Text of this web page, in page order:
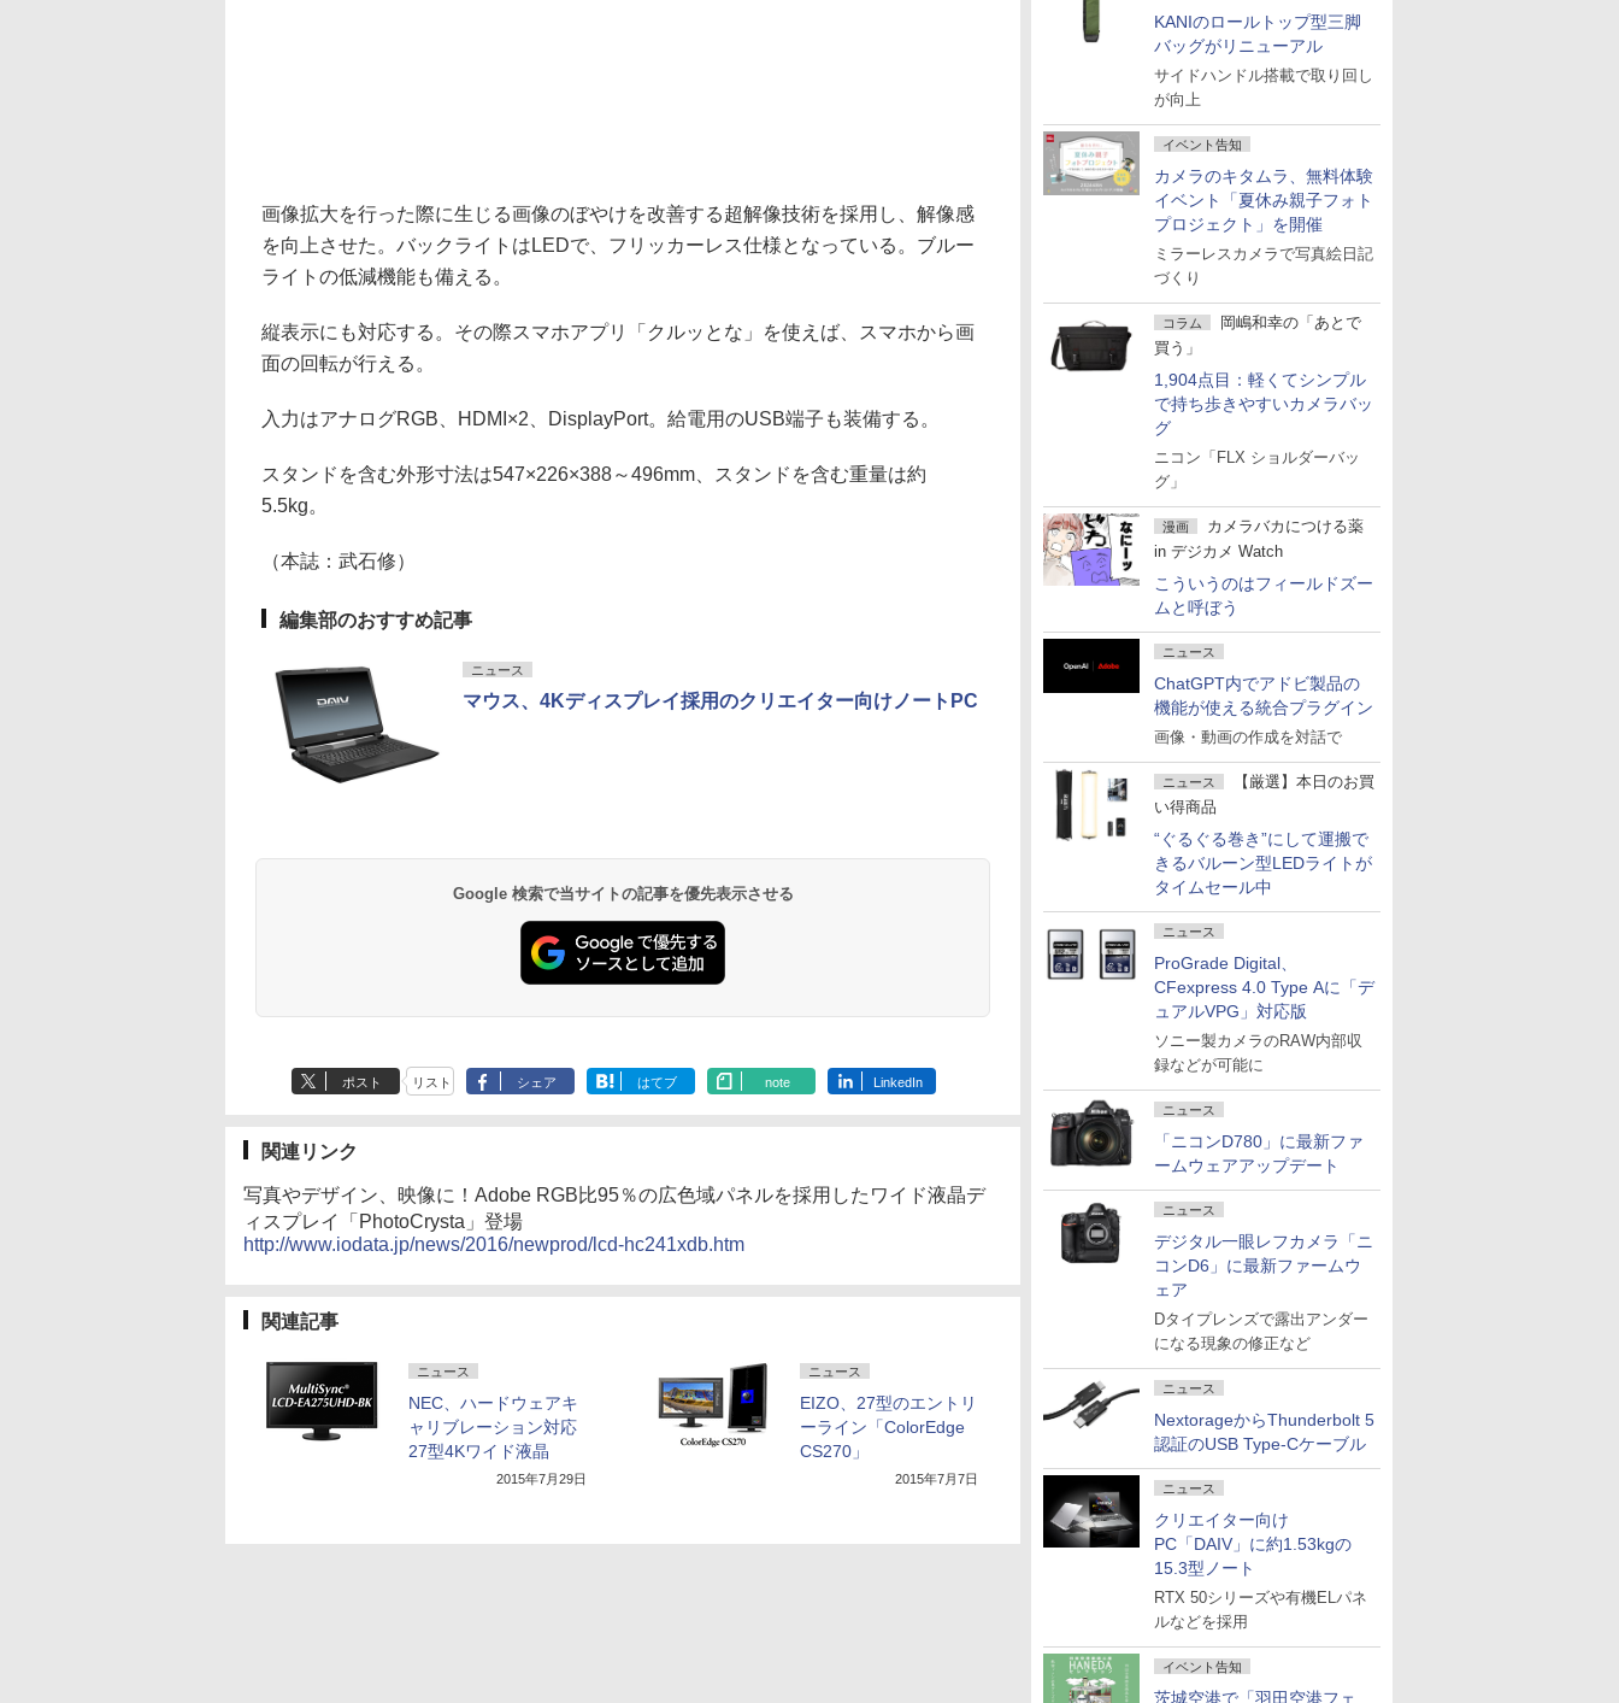
KANIのロールトップ型三脚
バッグがリニューアル
サイドハンドル搭載で取り回し
が向上
イベント告知
カメラのキタムラ、無料体験
イベント「夏休み親子フォト
プロジェクト」を開催
ミラーレスカメラで写真絵日記
づくり
コラム
岡嶋和幸の「あとで
買う」
1,904点目：軽くてシンプル
で持ち歩きやすいカメラバッ
グ
ニコン「FLX ショルダーバッ
グ」
漫画
カメラバカにつける薬
in デジカメ Watch
こういうのはフィールドズー
ムと呼ぼう
ニュース
ChatGPT内でアドビ製品の
機能が使える統合プラグイン
画像・動画の作成を対話で
ニュース
【厳選】本日のお買
い得商品
“ぐるぐる巻き”にして運搬で
きるバルーン型LEDライトが
タイムセール中
ニュース
ProGrade Digital、
CFexpress 4.0 Type Aに「デ
ュアルVPG」対応版
ソニー製カメラのRAW内部収
録などが可能に
ニュース
「ニコンD780」に最新ファ
ームウェアアップデート
ニュース
デジタル一眼レフカメラ「ニ
コンD6」に最新ファームウ
ェア
Dタイプレンズで露出アンダー
になる現象の修正など
ニュース
NextorageからThunderbolt 5
認証のUSB Type-Cケーブル
ニュース
クリエイター向け
PC「DAIV」に約1.53kgの
15.3型ノート
RTX 50シリーズや有機ELパネ
ルなどを採用
イベント告知
茨城空港で「羽田空港フェ
画像拡大を行った際に生じる画像のぼやけを改善する超解像技術を採用し、解像感
を向上させた。バックライトはLEDで、フリッカーレス仕様となっている。ブルー
ライトの低減機能も備える。
縦表示にも対応する。その際スマホアプリ「クルッとな」を使えば、スマホから画
面の回転が行える。
入力はアナログRGB、HDMI×2、DisplayPort。給電用のUSB端子も装備する。
スタンドを含む外形寸法は547×226×388～496mm、スタンドを含む重量は約
5.5kg。
（本誌：武石修）
編集部のおすすめ記事
ニュース
マウス、4Kディスプレイ採用のクリエイター向けノートPC
Google 検索で当サイトの記事を優先表示させる
ポスト リスト シェア はてブ note LinkedIn
関連リンク
写真やデザイン、映像に！Adobe RGB比95％の広色域パネルを採用したワイド液晶デ
ィスプレイ「PhotoCrysta」登場
http://www.iodata.jp/news/2016/newprod/lcd-hc241xdb.htm
関連記事
ニュース
NEC、ハードウェアキ
ャリブレーション対応
27型4Kワイド液晶
2015年7月29日
ニュース
EIZO、27型のエントリ
ーライン「ColorEdge
CS270」
2015年7月7日